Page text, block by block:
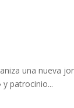
una nueva
patrocinio...